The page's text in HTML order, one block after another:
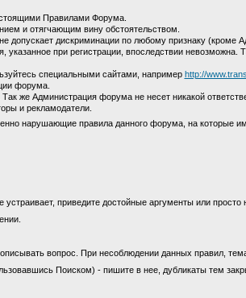
Правилами Форума.
и отягчающим вину обстоятельством.
дискриминации по любому признаку (кроме
при регистрации, впоследствии
специальными сайтами, например http://
форума.
же Администрация форума не несет никакой
и рекламодатели.
нарушающие правила данного форума, на которые
приведите достойные аргументы или просто
вопрос. При несоблюдении данных правил,
Поиском) - пишите в нее, дубликаты тем